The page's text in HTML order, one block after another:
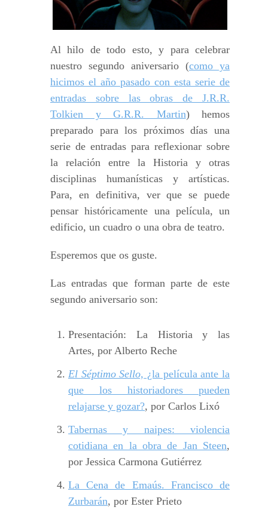
Al hilo de todo esto, y para celebrar
nuestro segundo aniversario (como ya
hicimos el año pasado con esta serie de
entradas sobre las obras de J.R.R.
Tolkien y G.R.R. Martin) hemos
preparado para los próximos días una
serie de entradas para reflexionar sobre
la relación entre la Historia y otras
disciplinas humanísticas y artísticas.
Para, en definitiva, ver que se puede
pensar históricamente una película, un
edificio, un cuadro o una obra de teatro.
Esperemos que os guste.
Las entradas que forman parte de este
segundo aniversario son:
Presentación: La Historia y las
Artes, por Alberto Reche
El Séptimo Sello, ¿la película ante la
que los historiadores pueden
relajarse y gozar?, por Carlos Lixó
Tabernas y naipes: violencia
cotidiana en la obra de Jan Steen,
por Jessica Carmona Gutiérrez
La Cena de Emaús. Francisco de
Zurbarán, por Ester Prieto